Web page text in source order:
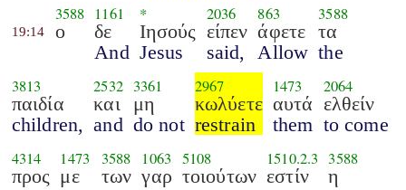
19:14
3588
ο
1161
δε
And
*
Ιησούς
Jesus
2036
είπεν
said,
863
άφετε
Allow
3588
τα
the
3813
παιδία
children,
2532
και
and
3361
μη
do not
2967
κωλύετε
restrain
1473
αυτά
them
2064
ελθείν
to come
4314
προς
1473
με
3588
των
1063
γαρ
5108
τοιούτων
1510.2.3
εστίν
3588
η